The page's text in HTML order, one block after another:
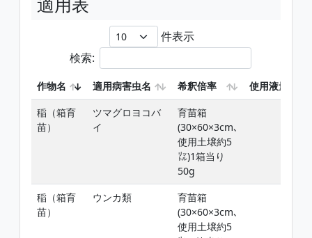
件表示
検索:
作物名 適用病害虫名 希釈倍率
使用液量
稲（箱育
苗）
ツマグロヨコバ
イ
育苗箱
(30×60×3cm､
使用土壌約5
㍑)1箱当り
50g
稲（箱育
苗）
ウンカ類
育苗箱
(30×60×3cm､
使用土壌約5